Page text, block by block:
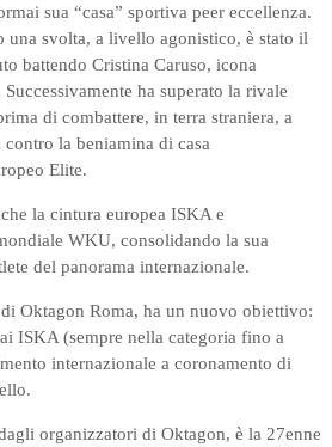
sua “casa” sportiva peer eccellenza.
una svolta, a livello agonistico, è stato il
battendo Cristina Caruso, icona
ha superato la rivale
di combattere, in terra straniera, a
la beniamina di casa
Elite.
la cintura europea ISKA e
WKU, consolidando la sua
del panorama internazionale.
Oktagon Roma, ha un nuovo obiettivo:
ISKA (sempre nella categoria fino a
internazionale a coronamento di
organizzatori di Oktagon, è la 27enne